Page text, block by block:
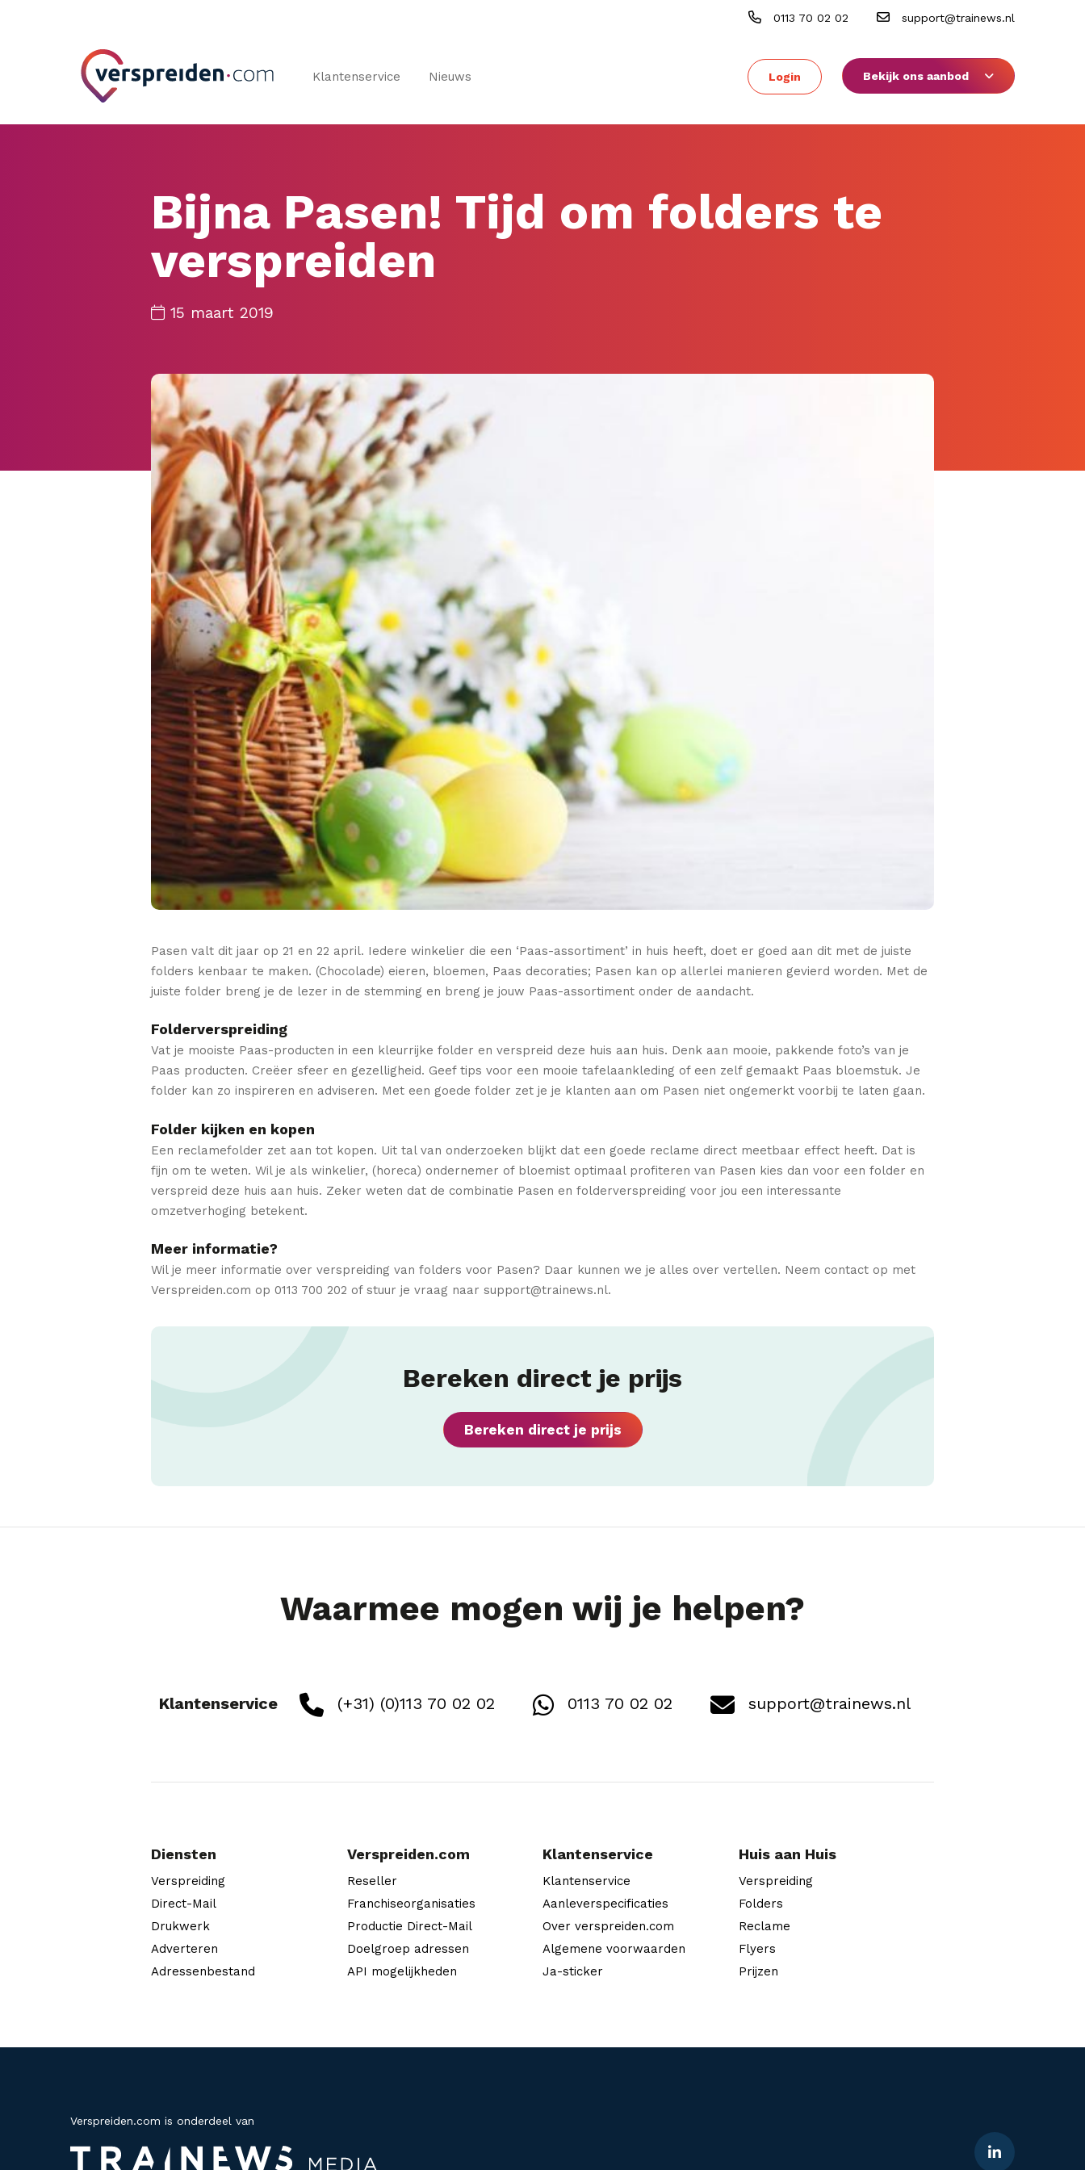
0113 70 02 02 support@trainews.nl
Klantenservice Nieuws Login Bekijk ons aanbod
Bijna Pasen! Tijd om folders te
verspreiden
15 maart 2019
Pasen valt dit jaar op 21 en 22 april. Iedere winkelier die een ‘Paas-assortiment’ in huis heeft, doet er goed aan dit met de juiste
folders kenbaar te maken. (Chocolade) eieren, bloemen, Paas decoraties; Pasen kan op allerlei manieren gevierd worden. Met de
juiste folder breng je de lezer in de stemming en breng je jouw Paas-assortiment onder de aandacht.
Folderverspreiding
Vat je mooiste Paas-producten in een kleurrijke folder en verspreid deze huis aan huis. Denk aan mooie, pakkende foto’s van je
Paas producten. Creëer sfeer en gezelligheid. Geef tips voor een mooie tafelaankleding of een zelf gemaakt Paas bloemstuk. Je
folder kan zo inspireren en adviseren. Met een goede folder zet je je klanten aan om Pasen niet ongemerkt voorbij te laten gaan.
Folder kijken en kopen
Een reclamefolder zet aan tot kopen. Uit tal van onderzoeken blijkt dat een goede reclame direct meetbaar effect heeft. Dat is
fijn om te weten. Wil je als winkelier, (horeca) ondernemer of bloemist optimaal profiteren van Pasen kies dan voor een folder en
verspreid deze huis aan huis. Zeker weten dat de combinatie Pasen en folderverspreiding voor jou een interessante
omzetverhoging betekent.
Meer informatie?
Wil je meer informatie over verspreiding van folders voor Pasen? Daar kunnen we je alles over vertellen. Neem contact op met
Verspreiden.com op 0113 700 202 of stuur je vraag naar support@trainews.nl.
Bereken direct je prijs
Bereken direct je prijs
Waarmee mogen wij je helpen?
Klantenservice (+31) (0)113 70 02 02 0113 70 02 02 support@trainews.nl
Diensten
Verspreiding
Direct-Mail
Drukwerk
Adverteren
Adressenbestand
Verspreiden.com
Reseller
Franchiseorganisaties
Productie Direct-Mail
Doelgroep adressen
API mogelijkheden
Klantenservice
Klantenservice
Aanleverspecificaties
Over verspreiden.com
Algemene voorwaarden
Ja-sticker
Huis aan Huis
Verspreiding
Folders
Reclame
Flyers
Prijzen
Verspreiden.com is onderdeel van